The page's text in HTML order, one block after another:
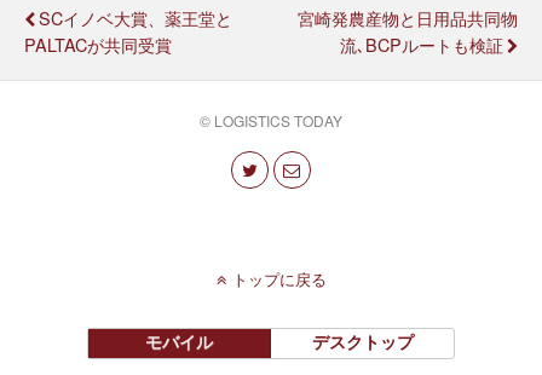
SCイノベ大賞、薬王堂と
PALTACが共同受賞
宮崎発農産物と日用品共同物
流､BCPルートも検証
© LOGISTICS TODAY
トップに戻る
モバイル デスクトップ